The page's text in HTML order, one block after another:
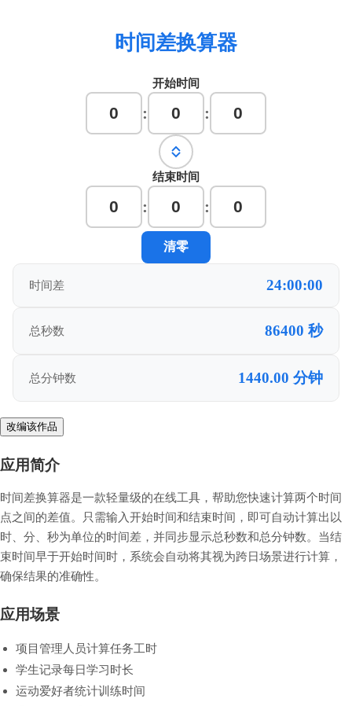
时间差换算器
开始时间
: :
结束时间
: :
清零
时间差 24:00:00
总秒数 86400 秒
总分钟数 1440.00 分钟
改编该作品
应用简介
时间差换算器是一款轻量级的在线工具，帮助您快速计算两个时间
点之间的差值。只需输入开始时间和结束时间，即可自动计算出以
时、分、秒为单位的时间差，并同步显示总秒数和总分钟数。当结
束时间早于开始时间时，系统会自动将其视为跨日场景进行计算，
确保结果的准确性。
应用场景
项目管理人员计算任务工时
学生记录每日学习时长
运动爱好者统计训练时间